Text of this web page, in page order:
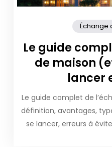
Échange
Le guide
de maison
lancer
Le guide complet de
définition, avantages,
se lancer, erreurs à